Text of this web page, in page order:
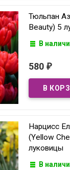
Тюльпан
Beauty) 5
В
580 ₽
Нарцисс
(Yellow
луковицы
В